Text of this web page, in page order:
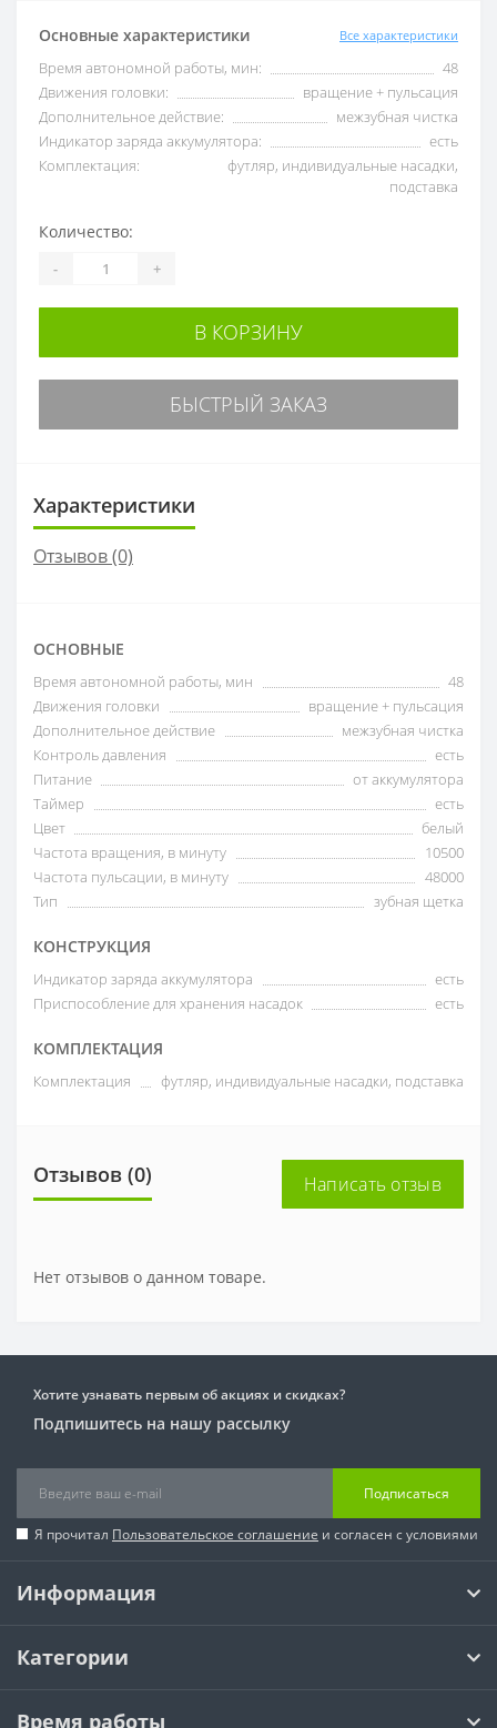
Основные характеристики Все характеристики
Время автономной работы, мин:
48
Движения головки:
вращение + пульсация
Дополнительное действие:
межзубная чистка
Индикатор заряда аккумулятора:
есть
Комплектация:
футляр, индивидуальные насадки,
подставка
Количество:
- +
В КОРЗИНУ
БЫСТРЫЙ ЗАКАЗ
Характеристики
Отзывов (0)
ОСНОВНЫЕ
Время автономной работы, мин
48
Движения головки
вращение + пульсация
Дополнительное действие
межзубная чистка
Контроль давления
есть
Питание
от аккумулятора
Таймер
есть
Цвет
белый
Частота вращения, в минуту
10500
Частота пульсации, в минуту
48000
Тип
зубная щетка
КОНСТРУКЦИЯ
Индикатор заряда аккумулятора
есть
Приспособление для хранения насадок
есть
КОМПЛЕКТАЦИЯ
Комплектация футляр, индивидуальные насадки, подставка
Отзывов (0) Написать отзыв
Нет отзывов о данном товаре.
Хотите узнавать первым об акциях и скидках?
Подпишитесь на нашу рассылку
Подписаться
Я прочитал Пользовательское соглашение и согласен с условиями
Информация
Категории
Время работы